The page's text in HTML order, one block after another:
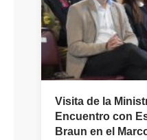
Visita de la
Encuentro con
Braun en el